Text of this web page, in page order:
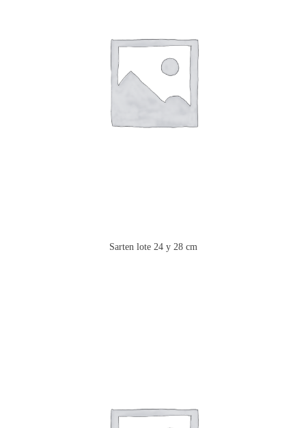
Sarten lote 24 y 28 cm